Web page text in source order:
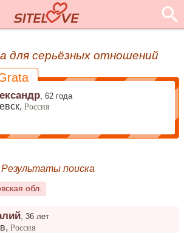
для серьёзных отношений
,62 года
Россия
Результаты поиска
обл.
,36 лет
,Россия